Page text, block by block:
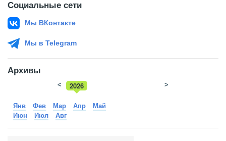
Социальные сети
Мы ВКонтакте
Мы в Telegram
Архивы
2026
2025
< >
Янв Фев Мар Апр
Май
Июн
Июл Авг